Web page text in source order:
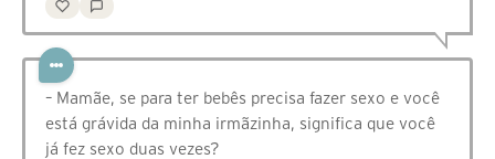
– Mamãe, se para ter bebês precisa fazer sexo e você
está grávida da minha irmãzinha, significa que você
já fez sexo duas vezes?